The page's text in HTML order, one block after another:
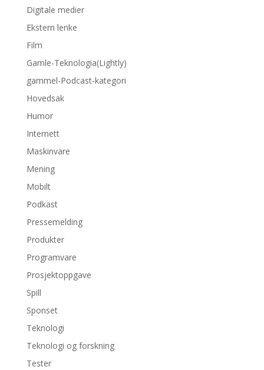
Digitale medier
Ekstern lenke
Film
Gamle-Teknologia(Lightly)
gammel-Podcast-kategori
Hovedsak
Humor
Internett
Maskinvare
Mening
Mobilt
Podkast
Pressemelding
Produkter
Programvare
Prosjektoppgave
Spill
Sponset
Teknologi
Teknologi og forskning
Tester